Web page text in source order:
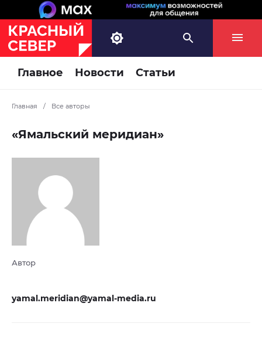
Главное Новости Статьи
Главная / Все авторы
«Ямальский меридиан»
Автор
yamal.meridian@yamal-media.ru